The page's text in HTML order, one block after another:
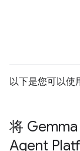
以下是您可以使
将
Agent